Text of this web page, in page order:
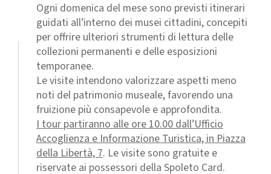
Ogni domenica del mese sono previsti itinerari
guidati all’interno dei musei cittadini, concepiti
per offrire ulteriori strumenti di lettura delle
collezioni permanenti e delle esposizioni
temporanee.
Le visite intendono valorizzare aspetti meno
noti del patrimonio museale, favorendo una
fruizione più consapevole e approfondita.
I tour partiranno alle ore 10.00 dall’Ufficio
Accoglienza e Informazione Turistica, in Piazza
della Libertà, 7. Le visite sono gratuite e
riservate ai possessori della Spoleto Card.